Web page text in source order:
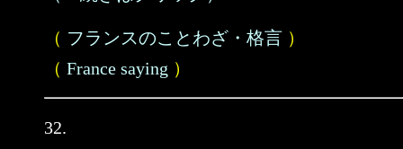
（ フランスのことわざ・格言 ）
（ France saying ）
32.